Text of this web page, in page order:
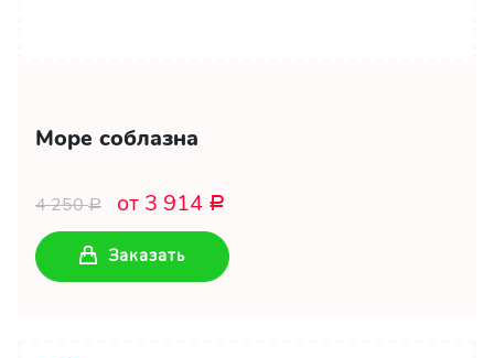
Море соблазна
4 250Р от 3 914 Р
Заказать